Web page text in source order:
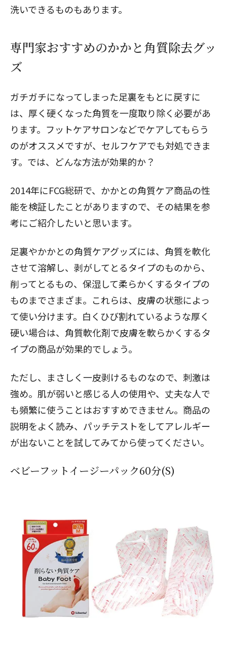
洗いできるものもあります。
専門家おすすめのかかと角質除去グッ
ズ
ガチガチになってしまった足裏をもとに戻すに
は、厚く硬くなった角質を一度取り除く必要があ
ります。フットケアサロンなどでケアしてもらう
のがオススメですが、セルフケアでも対処できま
す。では、どんな方法が効果的か？
2014年にFCG総研で、かかとの角質ケア商品の性
能を検証したことがありますので、その結果を参
考にご紹介したいと思います。
足裏やかかとの角質ケアグッズには、角質を軟化
させて溶解し、剥がしてとるタイプのものから、
削ってとるもの、保湿して柔らかくするタイプの
ものまでさまざま。これらは、皮膚の状態によっ
て使い分けます。白くひび割れているような厚く
硬い場合は、角質軟化剤で皮膚を軟らかくするタ
イプの商品が効果的でしょう。
ただし、まさしく一皮剥けるものなので、刺激は
強め。肌が弱いと感じる人の使用や、丈夫な人で
も頻繁に使うことはおすすめできません。商品の
説明をよく読み、パッチテストをしてアレルギー
が出ないことを試してみてから使ってください。
ベビーフットイージーパック60分(S)